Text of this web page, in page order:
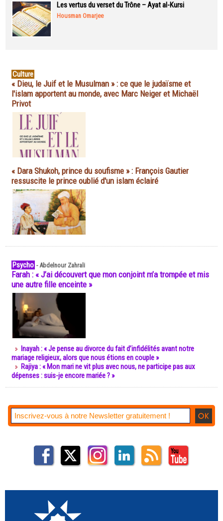
Les vertus du verset du Trône – Ayat al-Kursi
Housman Omarjee
Culture
« Dieu, le Juif et le Musulman » : ce que le judaïsme et
l'islam apportent au monde, avec Marc Neiger et Michaël
Privot
« Dara Shukoh, prince du soufisme » : François Gautier
ressuscite le prince oublié d'un islam éclairé
Psycho -Abdelnour Zahrali
Farah : « J’ai découvert que mon conjoint m’a trompée et mis
une autre fille enceinte »
Inayah : « Je pense au divorce du fait d’infidélités avant notre
mariage religieux, alors que nous étions en couple »
Rajiya : « Mon mari ne vit plus avec nous, ne participe pas aux
dépenses : suis-je encore mariée ? »